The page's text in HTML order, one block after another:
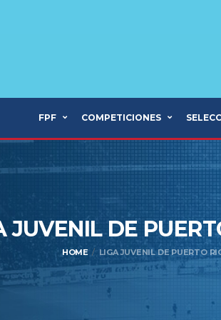
FPF COMPETICIONES
JUVENIL DE
HOME LIGA JUVENIL DE PUERTO